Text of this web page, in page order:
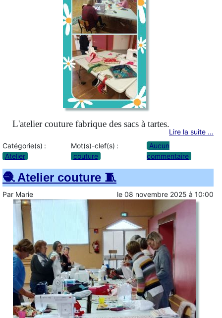
L'atelier couture fabrique des sacs à tartes.
Lire la suite …
Catégorie(s) :
Atelier
Mot(s)-clef(s) :
couture
Aucun
commentaire
🧶 Atelier couture 🧵
Par Marie le 08 novembre 2025 à 10:00